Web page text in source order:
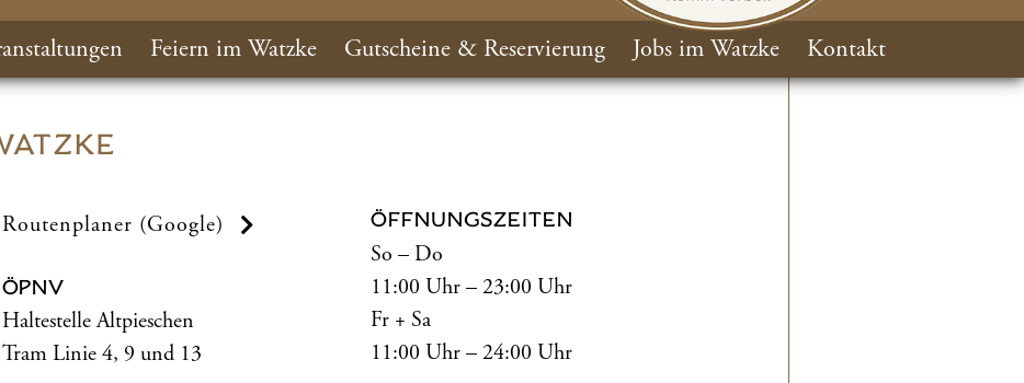
Feiern im Watzke Gutscheine & Reservierung Jobs im Watzke Kontakt
Routenplaner (Google)
ÖPNV
Haltestelle Altpieschen
Tram Linie 4, 9 und 13
ÖFFNUNGSZEITEN
So – Do
11:00 Uhr – 23:00 Uhr
Fr + Sa
11:00 Uhr – 24:00 Uhr